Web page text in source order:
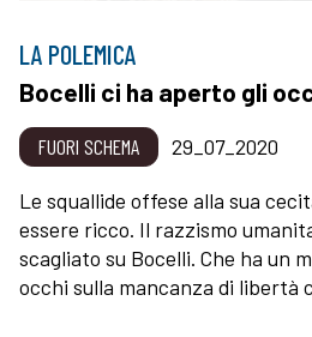
LA POLEMICA
Bocelli ci ha aperto gli
FUORI SCHEMA 29_07_2020
Le squallide offese alla sua
essere ricco. Il razzismo
scagliato su Bocelli. Che ha un
occhi sulla mancanza di libertà